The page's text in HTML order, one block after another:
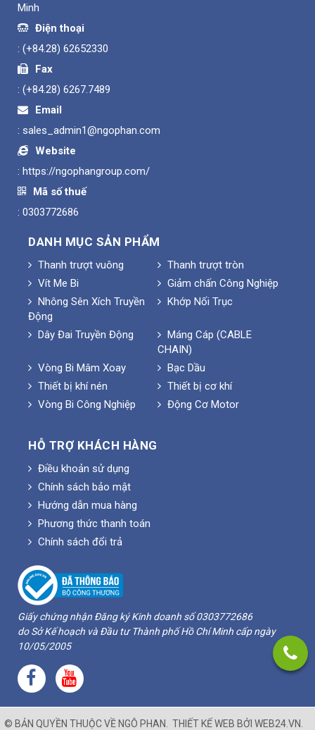
Minh
Điện thoại
: (+84.28) 62652330
Fax
: (+84.28) 6267.7489
Email
: sales_admin1@ngophan.com
Website
: https://ngophangroup.com/
Mã số thuế
: 0303772686
DANH MỤC SẢN PHẨM
Thanh trượt vuông
Thanh trượt tròn
Vít Me Bi
Giảm chấn Công Nghiệp
Nhông Sên Xích Truyền
Động
Khớp Nối Trục
Dây Đai Truyền Động
Máng Cáp (CABLE
CHAIN)
Vòng Bi Mâm Xoay
Bạc Dầu
Thiết bị khí nén
Thiết bị cơ khí
Vòng Bi Công Nghiệp
Động Cơ Motor
HỖ TRỢ KHÁCH HÀNG
Điều khoản sử dụng
Chính sách bảo mật
Hướng dẫn mua hàng
Phương thức thanh toán
Chính sách đổi trả
Giấy chứng nhận Đăng ký Kinh doanh số 0303772686
do Sở Kế hoạch và Đầu tư Thành phố Hồ Chí Minh cấp ngày
10/05/2005
© BẢN QUYỀN THUỘC VỀ NGÔ PHAN THIẾT KẾ WEB BỞI WEB24.VN